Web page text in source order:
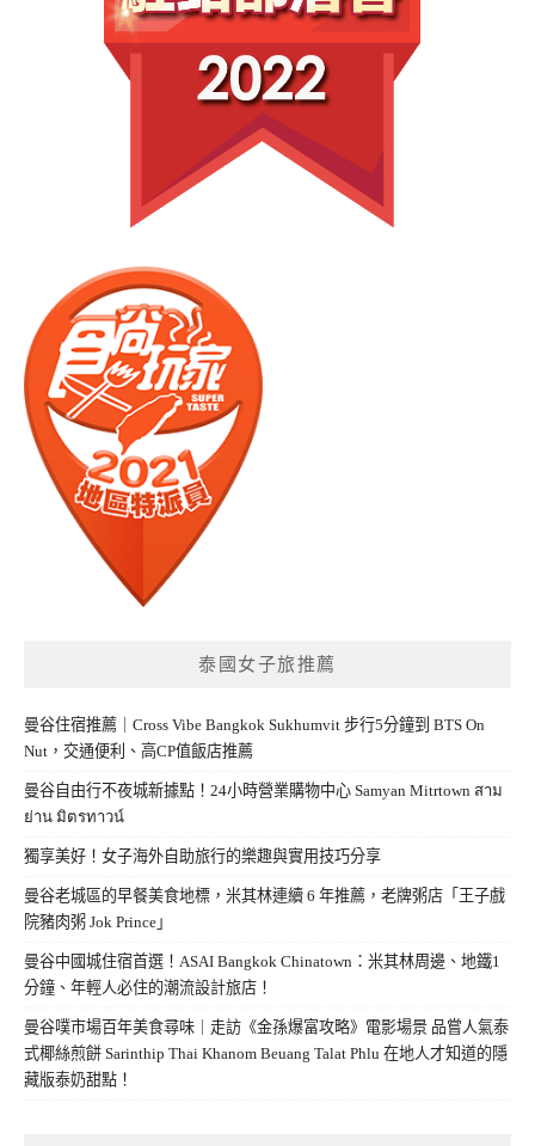
泰國女子旅推薦
曼谷住宿推薦｜Cross Vibe Bangkok Sukhumvit 步行5分鐘到 BTS On
Nut，交通便利、高CP值飯店推薦
曼谷自由行不夜城新據點！24小時營業購物中心 Samyan Mitrtown สาม
ย่าน มิตรทาวน์
獨享美好！女子海外自助旅行的樂趣與實用技巧分享
曼谷老城區的早餐美食地標，米其林連續 6 年推薦，老牌粥店「王子戲
院豬肉粥 Jok Prince」
曼谷中國城住宿首選！ASAI Bangkok Chinatown：米其林周邊、地鐵1
分鐘、年輕人必住的潮流設計旅店！
曼谷噗市場百年美食尋味｜走訪《金孫爆富攻略》電影場景 品嘗人氣泰
式椰絲煎餅 Sarinthip Thai Khanom Beuang Talat Phlu 在地人才知道的隱
藏版泰奶甜點！